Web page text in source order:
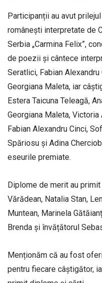
Participanții au avut
românești interpretate de
Serbia „Carmina Felix”,
de poezii și cântece
Seratlici, Fabian
Georgiana Maleta, iar
Estera Taicuna Teleagă,
Georgiana Maleta, Victoria
Fabian Alexandru Cinci,
Spăriosu și Adina
eseurile premiate.
Diplome de merit au
Vărădean, Natalia Stan,
Muntean, Marinela
Brenda și învățătorul
Menționăm că au fost
pentru fiecare câștigător,